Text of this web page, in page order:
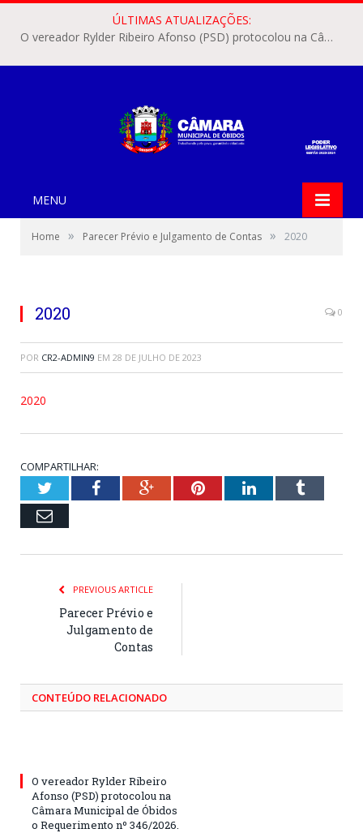
ÚLTIMAS ATUALIZAÇÕES:
O vereador Rylder Ribeiro Afonso (PSD) protocolou na Câmara Municipal de Óbidos o Requerimento nº 346/2026.
MENU
Home » Parecer Prévio e Julgamento de Contas » 2020
2020 0
POR CR2-ADMIN9 EM 28 DE JULHO DE 2023
2020
COMPARTILHAR:
TwitterFacebookGoogle+PinterestLinkedInTumblr
Email
PREVIOUS ARTICLE
Parecer Prévio e
Julgamento de
Contas
CONTEÚDO RELACIONADO
O vereador Rylder Ribeiro
Afonso (PSD) protocolou na
Câmara Municipal de Óbidos
o Requerimento nº 346/2026.